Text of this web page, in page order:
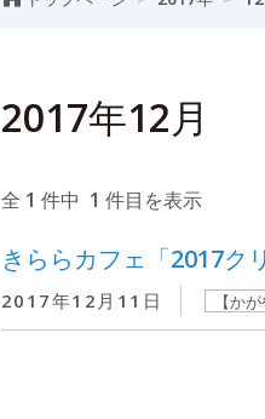
2017年12月
全 1 件中 1 件目を表示
きららカフェ「2017ク
2017年12月11日 【か